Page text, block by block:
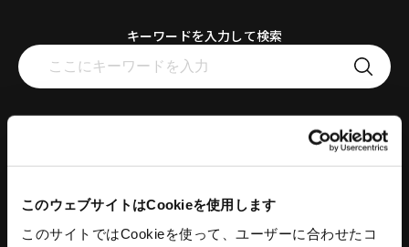
このウェブサイトはCookieを使用します
このサイトではCookieを使って、ユーザーに合わせたコ
キーワードを入力して検索
工作機器
スタンダードチャック
アドバンスチャック
コンクリートプラント
コンクリートプラント
コンクリートミキサ